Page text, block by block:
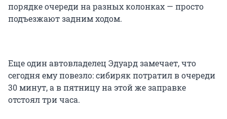
порядке очереди на разных колонках — просто
подъезжают задним ходом.
Еще один автовладелец Эдуард замечает, что
сегодня ему повезло: сибиряк потратил в очереди
30 минут, а в пятницу на этой же заправке
отстоял три часа.